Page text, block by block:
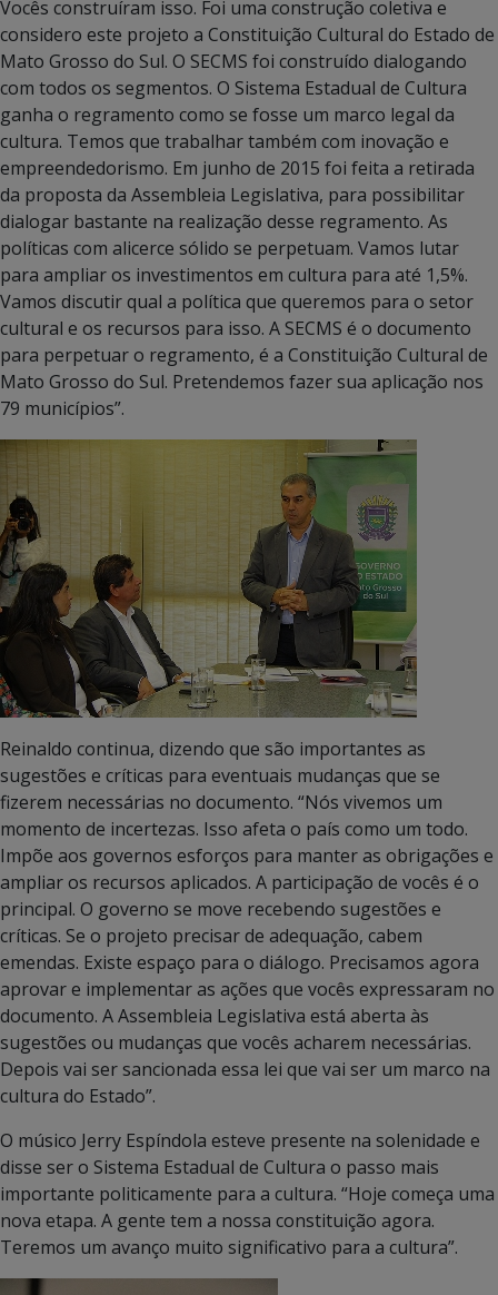
Vocês construíram isso. Foi uma construção coletiva e
considero este projeto a Constituição Cultural do Estado de
Mato Grosso do Sul. O SECMS foi construído dialogando
com todos os segmentos. O Sistema Estadual de Cultura
ganha o regramento como se fosse um marco legal da
cultura. Temos que trabalhar também com inovação e
empreendedorismo. Em junho de 2015 foi feita a retirada
da proposta da Assembleia Legislativa, para possibilitar
dialogar bastante na realização desse regramento. As
políticas com alicerce sólido se perpetuam. Vamos lutar
para ampliar os investimentos em cultura para até 1,5%.
Vamos discutir qual a política que queremos para o setor
cultural e os recursos para isso. A SECMS é o documento
para perpetuar o regramento, é a Constituição Cultural de
Mato Grosso do Sul. Pretendemos fazer sua aplicação nos
79 municípios”.
Reinaldo continua, dizendo que são importantes as
sugestões e críticas para eventuais mudanças que se
fizerem necessárias no documento. “Nós vivemos um
momento de incertezas. Isso afeta o país como um todo.
Impõe aos governos esforços para manter as obrigações e
ampliar os recursos aplicados. A participação de vocês é o
principal. O governo se move recebendo sugestões e
críticas. Se o projeto precisar de adequação, cabem
emendas. Existe espaço para o diálogo. Precisamos agora
aprovar e implementar as ações que vocês expressaram no
documento. A Assembleia Legislativa está aberta às
sugestões ou mudanças que vocês acharem necessárias.
Depois vai ser sancionada essa lei que vai ser um marco na
cultura do Estado”.
O músico Jerry Espíndola esteve presente na solenidade e
disse ser o Sistema Estadual de Cultura o passo mais
importante politicamente para a cultura. “Hoje começa uma
nova etapa. A gente tem a nossa constituição agora.
Teremos um avanço muito significativo para a cultura”.